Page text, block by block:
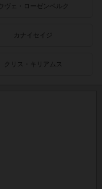
ウヴェ・ローゼンベルク
カナイセイジ
クリス・キリアムス